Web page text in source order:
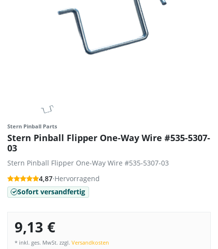
Stern Pinball Parts
Stern Pinball Flipper One-Way Wire #535-5307-
03
Stern Pinball Flipper One-Way Wire #535-5307-03
4,87·Hervorragend
Sofort versandfertig
9,13 €
* inkl. ges. MwSt. zzgl. Versandkosten